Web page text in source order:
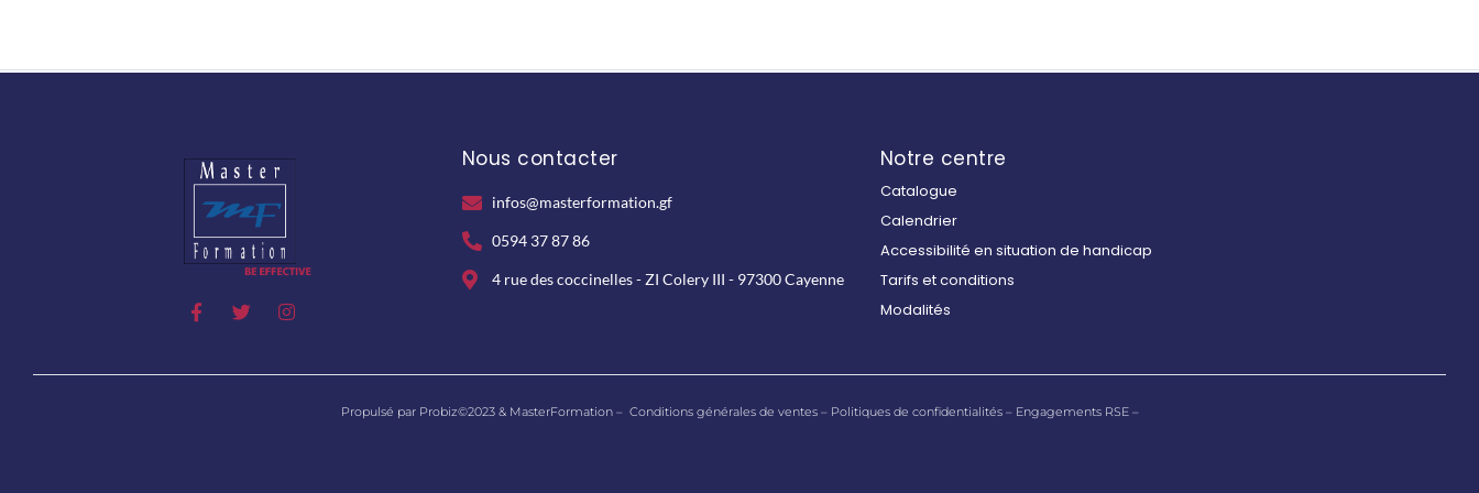
Nous contacter
infos@masterformation.gf
0594 37 87 86
4 rue des coccinelles - ZI Colery III - 97300 Cayenne
Notre centre
Catalogue
Calendrier
Accessibilité en situation de handicap
Tarifs et conditions
Modalités
Propulsé par Probiz©2023 & MasterFormation – Conditions générales de ventes– Politiques de confidentialités– Engagements RSE –